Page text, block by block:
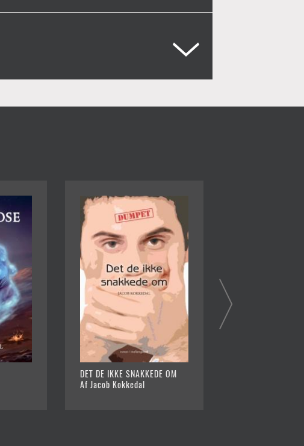
DET DE IKKE SNAKKEDE OM
Af Jacob Kokkedal